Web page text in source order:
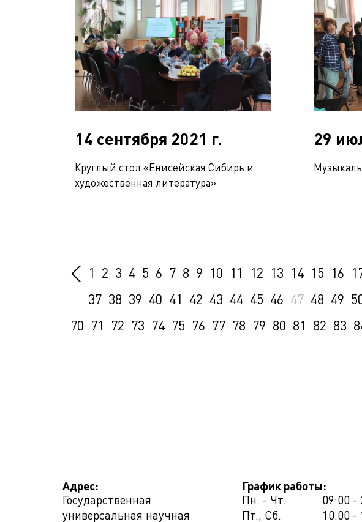
14 сентября 2021 г.
Круглый стол «Енисейская Сибирь и
художественная литература»
29
1 2 3 4 5 6 7 8 9 10 11 12 13 14 15 16
37 38 39 40 41 42 43 44 45 46 47 48 49
70 71 72 73 74 75 76 77 78 79 80 81 82 83
Адрес:
Государственная
универсальная научная
График работы:
Пн. - Чт.
09:00 -
Пт., Сб.
10:00 -